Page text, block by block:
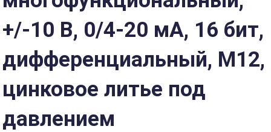
+/-10 В, 0/4-20 мА, 16 бит,
дифференциальный, M12,
цинковое литье под
давлением